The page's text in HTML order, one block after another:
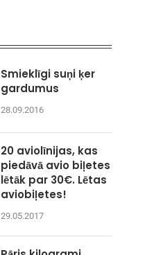
Smieklīgi suņi ķer
gardumus
28.09.2016
20 aviolīnijas, kas
piedāvā avio biļetes
lētāk par 30€. Lētas
aviobiļetes!
29.05.2017